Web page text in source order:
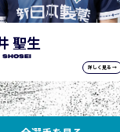
ウェリッ